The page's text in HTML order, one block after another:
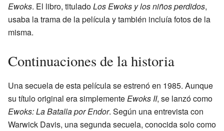
Ewoks. El libro, tituladoLos Ewoks y los niños perdidos,
usaba la trama de la película y también incluía fotos de la
misma.
Continuaciones de la historia
Una secuela de esta película se estrenó en 1985. Aunque
su título original era simplementeEwoks II, se lanzó como
Ewoks: La Batalla por Endor. Según una entrevista con
Warwick Davis, una segunda secuela, conocida solo como